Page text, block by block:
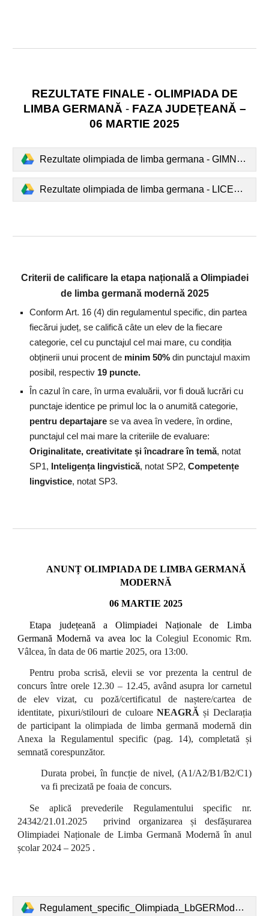
REZULTATE FINALE - OLIMPIADA DE
LIMBA GERMANĂ - FAZA JUDEȚEANĂ –
06 MARTIE 2025
Rezultate olimpiada de limba germana - GIMNAZIU.pdf
Rezultate olimpiada de limba germana - LICEU.pdf
Criterii de calificare la etapa națională a Olimpiadei
de limba germană modernă 2025
Conform Art. 16 (4) din regulamentul specific, din partea
fiecărui județ, se califică câte un elev de la fiecare
categorie, cel cu punctajul cel mai mare, cu condiția
obținerii unui procent de minim 50% din punctajul maxim
posibil, respectiv 19 puncte.
În cazul în care, în urma evaluării, vor fi două lucrări cu
punctaje identice pe primul loc la o anumită categorie,
pentru departajare se va avea în vedere, în ordine,
punctajul cel mai mare la criteriile de evaluare:
Originalitate, creativitate și încadrare în temă, notat
SP1,
Inteligența lingvistică, notat SP2,Competențe
lingvistice, notat SP3.
ANUNȚ OLIMPIADA DE LIMBA GERMANĂ
MODERNĂ
06 MARTIE 2025
Etapa județeană a Olimpiadei Naționale de Limba
Germană Modernă va avea loc la Colegiul Economic Rm.
Vâlcea, în data de 06 martie 2025, ora 13:00.
Pentru proba scrisă, elevii se vor prezenta la centrul de
concurs între orele 12.30 – 12.45, având asupra lor carnetul
de elev vizat, cu poză/certificatul de naștere/cartea de
identitate, pixuri/stilouri de culoare NEAGRĂși Declarația
de participant la olimpiada de limba germană modernă din
Anexa la Regulamentul specific (pag. 14), completată și
semnată corespunzător.
Durata probei, în funcție de nivel, (A1/A2/B1/B2/C1)
va fi precizată pe foaia de concurs.
Se aplică prevederile Regulamentului specific nr.
24342/21.01.2025 privind organizarea și desfășurarea
Olimpiadei Naționale de Limba Germană Modernă în anul
școlar 2024 – 2025 .
Regulament_specific_Olimpiada_LbGERModerna_2025.pdf